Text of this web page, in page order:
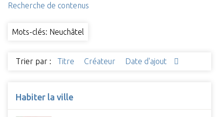
Recherche de contenus
Mots-clés: Neuchâtel
Trier par : Titre Créateur Date d'ajout
Habiter la ville